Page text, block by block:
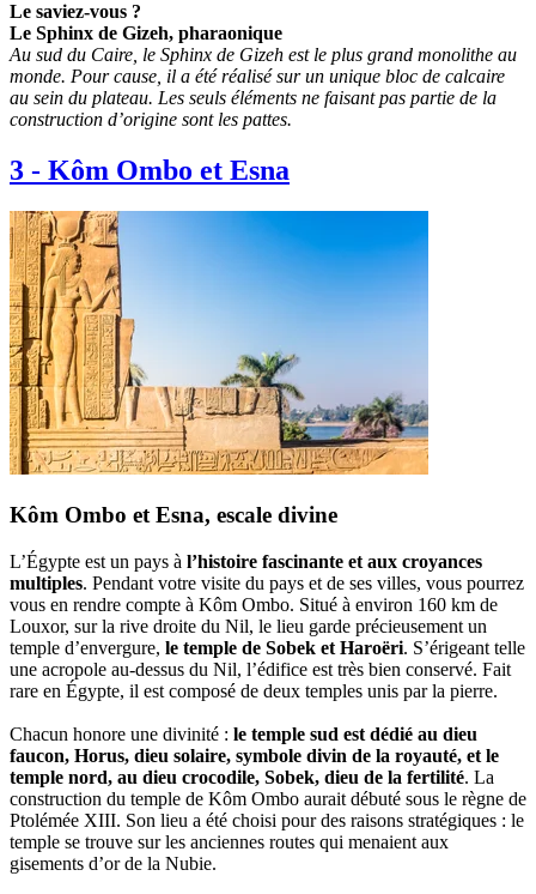
Le saviez-vous ?
Le Sphinx de Gizeh, pharaonique
Au sud du Caire, le Sphinx de Gizeh est le plus grand monolithe au
monde. Pour cause, il a été réalisé sur un unique bloc de calcaire
au sein du plateau. Les seuls éléments ne faisant pas partie de la
construction d’origine sont les pattes.
3 - Kôm Ombo et Esna
Kôm Ombo et Esna, escale divine
L’Égypte est un pays à l’histoire fascinante et aux croyances
multiples. Pendant votre visite du pays et de ses villes, vous pourrez
vous en rendre compte à Kôm Ombo. Situé à environ 160 km de
Louxor, sur la rive droite du Nil, le lieu garde précieusement un
temple d’envergure, le temple de Sobek et Haroëri. S’érigeant telle
une acropole au-dessus du Nil, l’édifice est très bien conservé. Fait
rare en Égypte, il est composé de deux temples unis par la pierre.
Chacun honore une divinité : le temple sud est dédié au dieu
faucon, Horus, dieu solaire, symbole divin de la royauté, et le
temple nord, au dieu crocodile, Sobek, dieu de la fertilité. La
construction du temple de Kôm Ombo aurait débuté sous le règne de
Ptolémée XIII. Son lieu a été choisi pour des raisons stratégiques : le
temple se trouve sur les anciennes routes qui menaient aux
gisements d’or de la Nubie.